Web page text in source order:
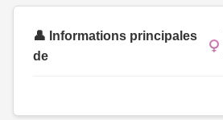
👤 Informations principales
de